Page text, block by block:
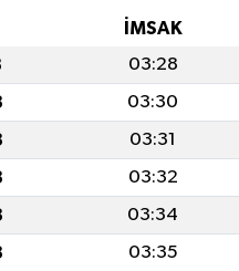
İMSAK
03:28
03:30
03:31
03:32
03:34
03:35